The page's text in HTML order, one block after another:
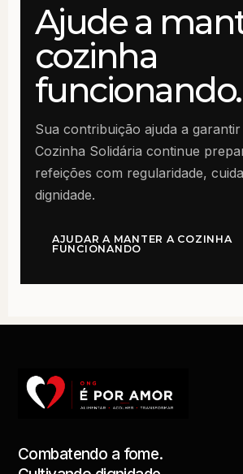
Ajude a
cozinha
funcionando.
Sua contribuição ajuda a garantir
Cozinha Solidária continue
refeições com regularidade,
dignidade.
AJUDAR A MANTER A COZINHA
FUNCIONANDO
Combatendo a fome.